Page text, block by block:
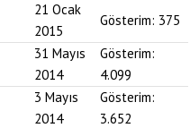
21 Ocak
2015
Gösterim: 375
31 Mayıs
2014
Gösterim:
4.099
3 Mayıs
2014
Gösterim:
3.652